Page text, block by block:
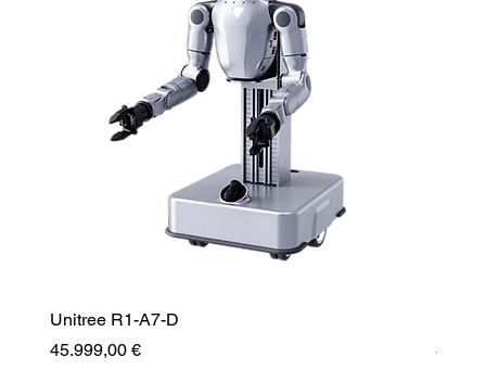
Unitree R1-A7-D
Prezzo
45.999,00 €